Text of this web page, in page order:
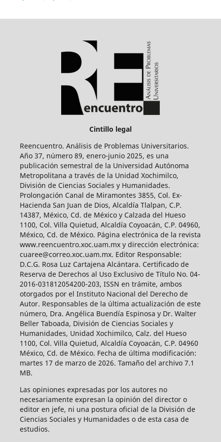
Cintillo legal
Reencuentro. Análisis de Problemas Universitarios.
Año 37, número 89, enero-junio 2025, es una
publicación semestral de la Universidad Autónoma
Metropolitana a través de la Unidad Xochimilco,
División de Ciencias Sociales y Humanidades.
Prolongación Canal de Miramontes 3855, Col. Ex-
Hacienda San Juan de Dios, Alcaldía Tlalpan, C.P.
14387, México, Cd. de México y Calzada del Hueso
1100, Col. Villa Quietud, Alcaldía Coyoacán, C.P. 04960,
México, Cd. de México. Página electrónica de la revista
www.reencuentro.xoc.uam.mx y dirección electrónica:
cuaree@correo.xoc.uam.mx. Editor Responsable:
D.C.G. Rosa Luz Cartajena Alcántara. Certificado de
Reserva de Derechos al Uso Exclusivo de Título No. 04-
2016-031812054200-203, ISSN en trámite, ambos
otorgados por el Instituto Nacional del Derecho de
Autor. Responsables de la última actualización de este
número, Dra. Angélica Buendía Espinosa y Dr. Walter
Beller Taboada, División de Ciencias Sociales y
Humanidades, Unidad Xochimilco, Calz. del Hueso
1100, Col. Villa Quietud, Alcaldía Coyoacán, C.P. 04960
México, Cd. de México. Fecha de última modificación:
martes 17 de marzo de 2026. Tamaño del archivo 7.1
MB.
Las opiniones expresadas por los autores no
necesariamente expresan la opinión del director o
editor en jefe, ni una postura oficial de la División de
Ciencias Sociales y Humanidades o de esta casa de
estudios.